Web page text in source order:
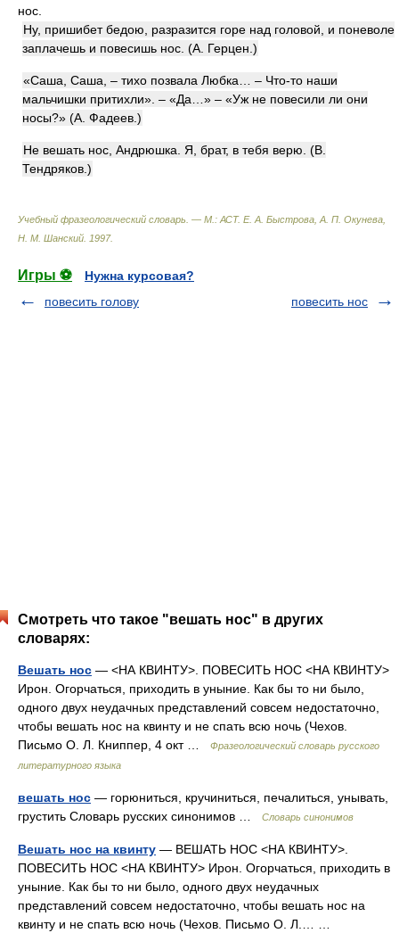
нос.
Ну, пришибет бедою, разразится горе над головой, и поневоле
заплачешь и повесишь нос. (А. Герцен.)
«Саша, Саша, – тихо позвала Любка… – Что-то наши
мальчишки притихли». – «Да…» – «Уж не повесили ли они
носы?» (А. Фадеев.)
Не вешать нос, Андрюшка. Я, брат, в тебя верю. (В.
Тендряков.)
Учебный фразеологический словарь. — М.: АСТ. Е. А. Быстрова, А. П. Окунева,
Н. М. Шанский 1997.
Игры ⚽
Нужна курсовая?
повесить голову
повесить нос
Смотреть что такое "вешать нос" в других
словарях:
Вешать нос — <НА КВИНТУ>. ПОВЕСИТЬ НОС <НА КВИНТУ>
Ирон. Огорчаться, приходить в уныние. Как бы то ни было,
одного двух неудачных представлений совсем недостаточно,
чтобы вешать нос на квинту и не спать всю ночь (Чехов.
Письмо О. Л. Книппер, 4 окт …
Фразеологический словарь русского
литературного языка
вешать нос — горюниться, кручиниться, печалиться, унывать,
грустить Словарь русских синонимов …
Словарь синонимов
Вешать нос на квинту — ВЕШАТЬ НОС <НА КВИНТУ>.
ПОВЕСИТЬ НОС <НА КВИНТУ> Ирон. Огорчаться, приходить в
уныние. Как бы то ни было, одного двух неудачных
представлений совсем недостаточно, чтобы вешать нос на
квинту и не спать всю ночь (Чехов. Письмо О. Л.… …